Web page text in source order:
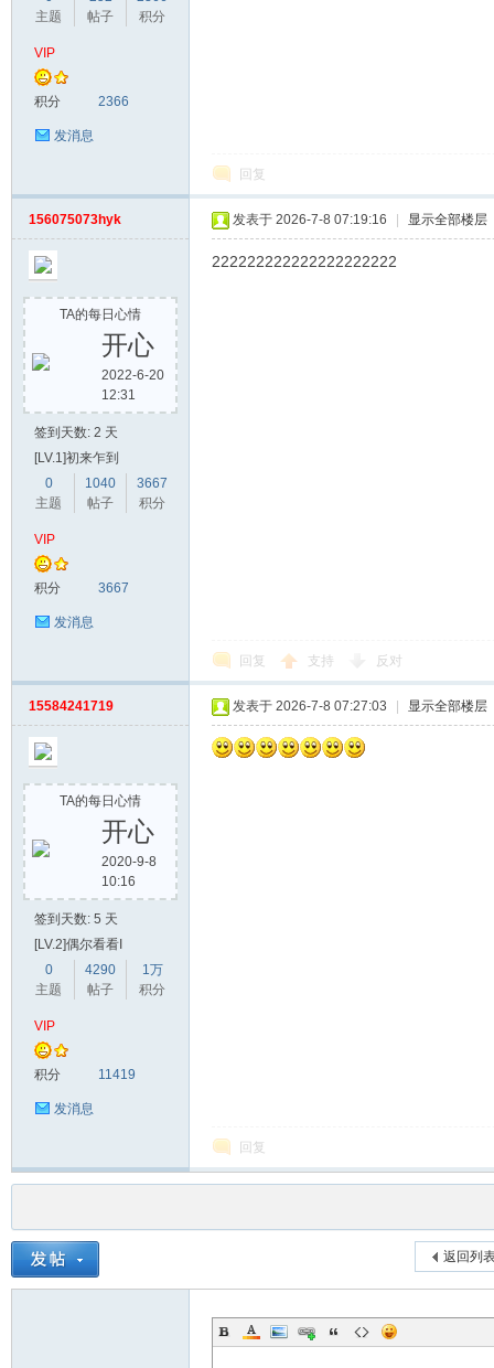
主题
帖子
积分
VIP
积分 2366
发消息
回复
156075073hyk
TA的每日心情
开心
2022-6-20
12:31
签到天数: 2 天
[LV.1]初来乍到
0
主题
1040
帖子
3667
积分
VIP
积分 3667
发消息
发表于 2026-7-8 07:19:16 显示全部楼层
222222222222222222222
回复 支持 反对
15584241719
TA的每日心情
开心
2020-9-8
10:16
签到天数: 5 天
[LV.2]偶尔看看I
0
主题
4290
帖子
1万
积分
VIP
积分 11419
发消息
发表于 2026-7-8 07:27:03 显示全部楼层
回复
返回列